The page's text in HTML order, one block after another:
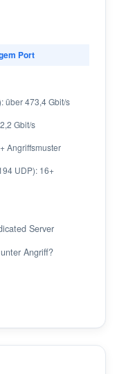
Port
über 473,4 Gbit/s
Gbit/s
Angriffsmuster
UDP): 16+
Server
Angriff?